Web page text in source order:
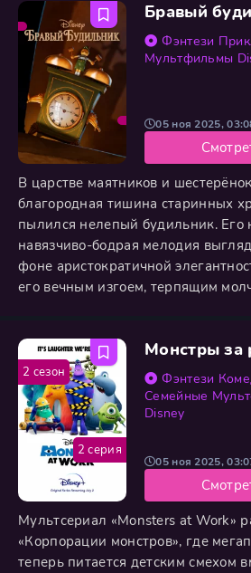
загадочной незнакомкой, которая
прошлом больше, чем они сами, и
правду об их скрытых,
Бравый
Фэнтези
Мультфильмы
В царстве маятников и
благородная тишина старинных
пылился нелепый будильник. Его
навязчиво-бодрая мелодия
фоне аристократичной
его вечным изгоем, терпящим
пробрался грабитель. И когда
скользнула между витрин в
именно
05 ноя 2025,
Монстры за
Фэнтези
Семейные
Disney
Мультсериал «Monsters at Work»
«Корпорации монстров», где
теперь питается детским смехом
05 ноя 2025,
2 серия
2 сезон